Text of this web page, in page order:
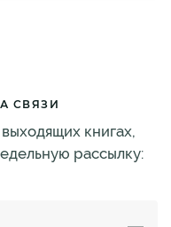
СВЯЗИ
книгах,
рассылку: